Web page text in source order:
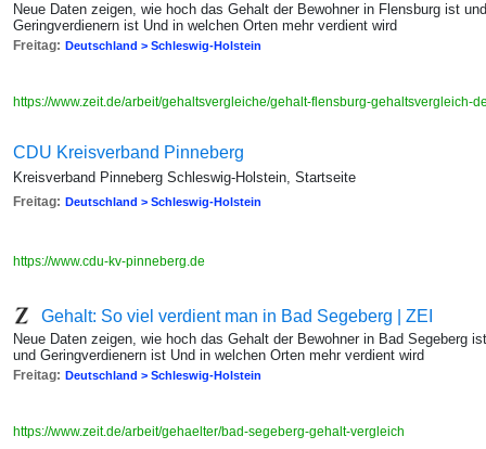
Neue Daten zeigen, wie hoch das Gehalt der Bewohner in Flensburg ist
Geringverdienern ist Und in welchen Orten mehr verdient wird
Freitag: Deutschland > Schleswig-Holstein
https://www.zeit.de/arbeit/gehaltsvergleiche/gehalt-flensburg-gehaltsvergleich-
CDU Kreisverband Pinneberg
Kreisverband Pinneberg Schleswig-Holstein, Startseite
Freitag: Deutschland > Schleswig-Holstein
https://www.cdu-kv-pinneberg.de
Gehalt: So viel verdient man in Bad Segeberg | ZEI
Neue Daten zeigen, wie hoch das Gehalt der Bewohner in Bad Segeberg
und Geringverdienern ist Und in welchen Orten mehr verdient wird
Freitag: Deutschland > Schleswig-Holstein
https://www.zeit.de/arbeit/gehaelter/bad-segeberg-gehalt-vergleich